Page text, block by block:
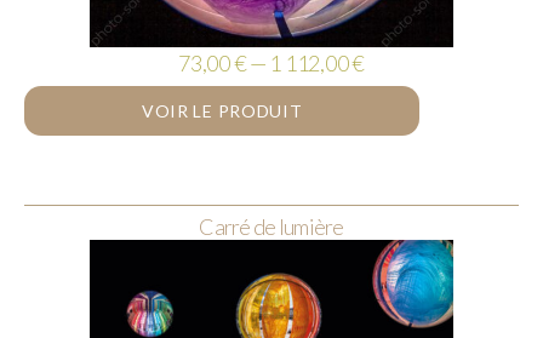
73,00 € — 1 112,00 €
VOIR LE PRODUIT
Carré de lumière